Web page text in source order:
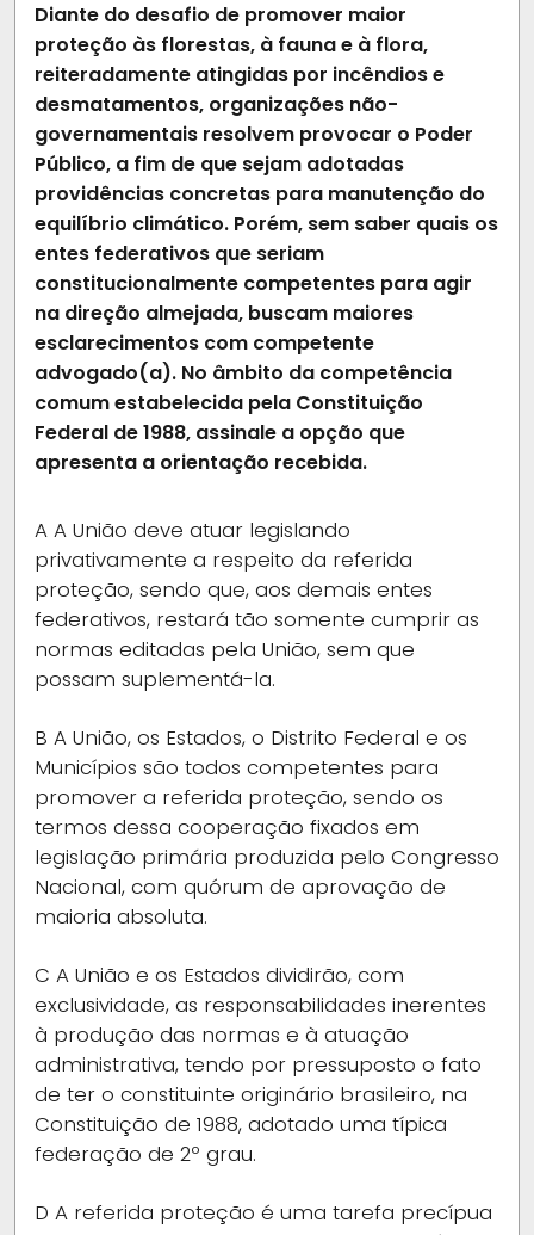
Diante do desafio de promover maior
proteção às florestas, à fauna e à flora,
reiteradamente atingidas por incêndios e
desmatamentos, organizações não-
governamentais resolvem provocar o Poder
Público, a fim de que sejam adotadas
providências concretas para manutenção do
equilíbrio climático. Porém, sem saber quais os
entes federativos que seriam
constitucionalmente competentes para agir
na direção almejada, buscam maiores
esclarecimentos com competente
advogado(a). No âmbito da competência
comum estabelecida pela Constituição
Federal de 1988, assinale a opção que
apresenta a orientação recebida.
A A União deve atuar legislando
privativamente a respeito da referida
proteção, sendo que, aos demais entes
federativos, restará tão somente cumprir as
normas editadas pela União, sem que
possam suplementá-la.
B A União, os Estados, o Distrito Federal e os
Municípios são todos competentes para
promover a referida proteção, sendo os
termos dessa cooperação fixados em
legislação primária produzida pelo Congresso
Nacional, com quórum de aprovação de
maioria absoluta.
C A União e os Estados dividirão, com
exclusividade, as responsabilidades inerentes
à produção das normas e à atuação
administrativa, tendo por pressuposto o fato
de ter o constituinte originário brasileiro, na
Constituição de 1988, adotado uma típica
federação de 2º grau.
D A referida proteção é uma tarefa precípua